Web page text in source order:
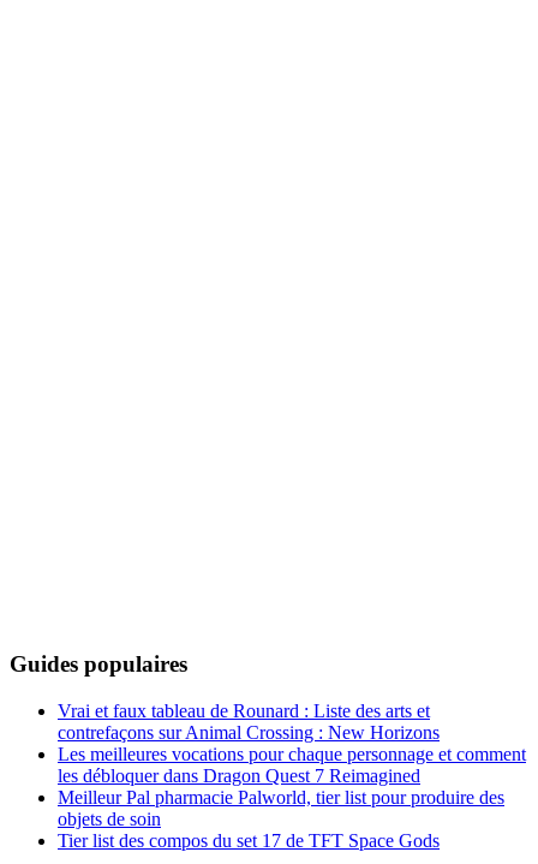
Guides populaires
Vrai et faux tableau de Rounard : Liste des arts et
contrefaçons sur Animal Crossing : New Horizons
Les meilleures vocations pour chaque personnage et comment
les débloquer dans Dragon Quest 7 Reimagined
Meilleur Pal pharmacie Palworld, tier list pour produire des
objets de soin
Tier list des compos du set 17 de TFT Space Gods